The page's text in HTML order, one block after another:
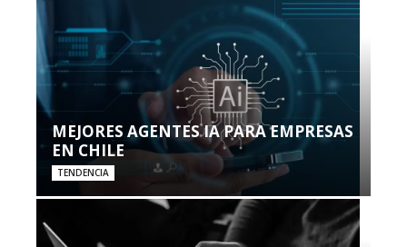
MEJORES AGENTES IA PARA EMPRESAS
EN CHILE
TENDENCIA